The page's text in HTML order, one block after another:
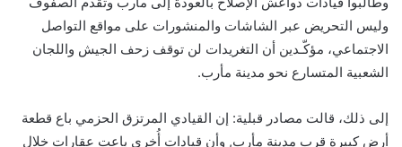
وليس التحريض عبر الشاشات والمنشورات على مواقع التواصل
الاجتماعي، مؤكّـدين أن التغريدات لن توقف زحف الجيش واللجان
الشعبية المتسارع نحو مدينة مأرب.
إلى ذلك، قالت مصادر قبلية: إن القيادي المرتزق الحزمي باع قطعة
أرض كبيرة قرب مدينة مأرب, وأن قيادات أُخرى باعت عقارات خلال